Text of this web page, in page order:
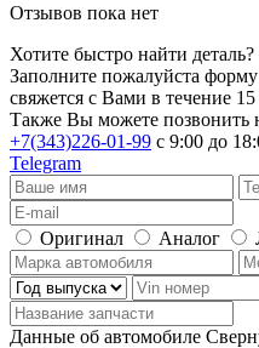
Отзывов пока нет
Хотите быстро найти деталь?
Заполните пожалуйста
свяжется с Вами в течение
Также Вы можете позвонить
+7(343)226-01-99 с 9:00 до
Telegram
Оригинал Аналог
Данные об автомобиле